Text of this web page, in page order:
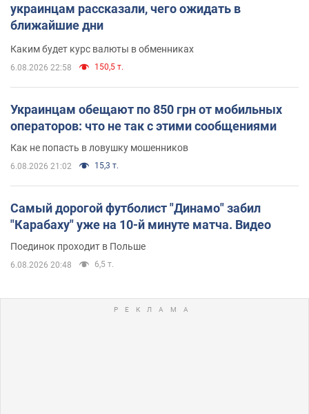
украинцам рассказали, чего ожидать в
ближайшие дни
Каким будет курс валюты в обменниках
6.08.2026 22:58 150,5 т.
Украинцам обещают по 850 грн от мобильных
операторов: что не так с этими сообщениями
Как не попасть в ловушку мошенников
6.08.2026 21:02 15,3 т.
Самый дорогой футболист "Динамо" забил
"Карабаху" уже на 10-й минуте матча. Видео
Поединок проходит в Польше
6.08.2026 20:48 6,5 т.